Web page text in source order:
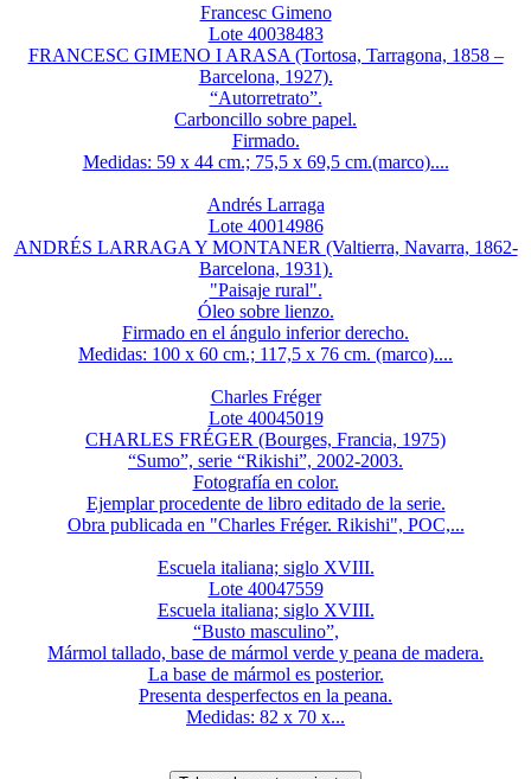
Francesc Gimeno
Lote 40038483
FRANCESC GIMENO I ARASA (Tortosa, Tarragona, 1858 –
Barcelona, 1927).
“Autorretrato”.
Carboncillo sobre papel.
Firmado.
Medidas: 59 x 44 cm.; 75,5 x 69,5 cm.(marco)....
Andrés Larraga
Lote 40014986
ANDRÉS LARRAGA Y MONTANER (Valtierra, Navarra, 1862-
Barcelona, 1931).
"Paisaje rural".
Óleo sobre lienzo.
Firmado en el ángulo inferior derecho.
Medidas: 100 x 60 cm.; 117,5 x 76 cm. (marco)....
Charles Fréger
Lote 40045019
CHARLES FRÉGER (Bourges, Francia, 1975)
“Sumo”, serie “Rikishi”, 2002-2003.
Fotografía en color.
Ejemplar procedente de libro editado de la serie.
Obra publicada en "Charles Fréger. Rikishi", POC,...
Escuela italiana; siglo XVIII.
Lote 40047559
Escuela italiana; siglo XVIII.
“Busto masculino”,
Mármol tallado, base de mármol verde y peana de madera.
La base de mármol es posterior.
Presenta desperfectos en la peana.
Medidas: 82 x 70 x...